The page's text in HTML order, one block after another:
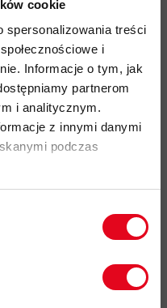
cookie
spersonalizowania treści
i
Informacje o tym, jak
partnerom
i analitycznym.
z innymi danymi
podczas
przystosowana do
wykonane z poliestru
sonda lawinowa
względem wzrostu:
cm
(mm)